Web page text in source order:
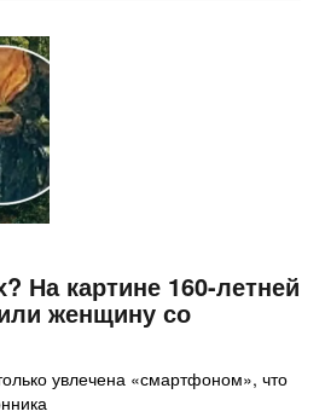
На картине 160-летней
женщину со
увлечена «смартфоном», что